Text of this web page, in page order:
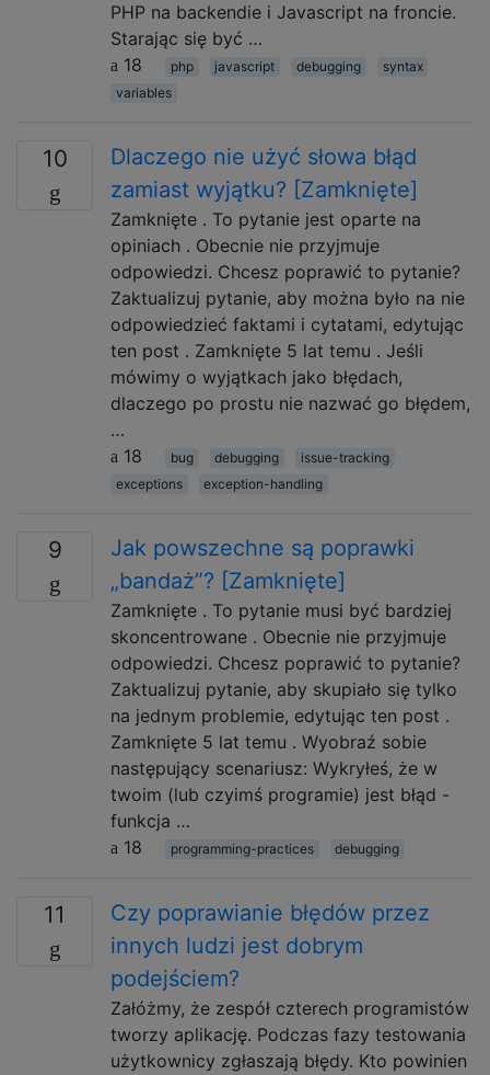
PHP na backendie i Javascript na froncie.
Starając się być …
18
php javascript debugging
syntax
variables
10
Dlaczego nie użyć słowa błąd
zamiast wyjątku? [Zamknięte]
Zamknięte . To pytanie jest oparte na
opiniach . Obecnie nie przyjmuje
odpowiedzi. Chcesz poprawić to pytanie?
Zaktualizuj pytanie, aby można było na nie
odpowiedzieć faktami i cytatami, edytując
ten post . Zamknięte 5 lat temu . Jeśli
mówimy o wyjątkach jako błędach,
dlaczego po prostu nie nazwać go błędem,
…
18
bug debugging
issue-tracking
exceptions
exception-handling
9
Jak powszechne są poprawki
„bandaż”? [Zamknięte]
Zamknięte . To pytanie musi być bardziej
skoncentrowane . Obecnie nie przyjmuje
odpowiedzi. Chcesz poprawić to pytanie?
Zaktualizuj pytanie, aby skupiało się tylko
na jednym problemie, edytując ten post .
Zamknięte 5 lat temu . Wyobraź sobie
następujący scenariusz: Wykryłeś, że w
twoim (lub czyimś programie) jest błąd -
funkcja …
18
programming-practices debugging
11
Czy poprawianie błędów przez
innych ludzi jest dobrym
podejściem?
Załóżmy, że zespół czterech programistów
tworzy aplikację. Podczas fazy testowania
użytkownicy zgłaszają błędy. Kto powinien